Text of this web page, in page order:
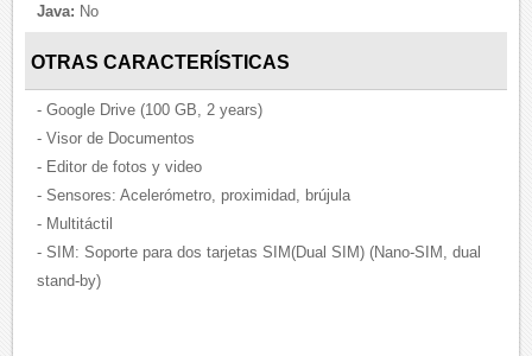
Java: No
OTRAS CARACTERÍSTICAS
- Google Drive (100 GB, 2 years)
- Visor de Documentos
- Editor de fotos y video
- Sensores: Acelerómetro, proximidad, brújula
- Multitáctil
- SIM: Soporte para dos tarjetas SIM(Dual SIM) (Nano-SIM, dual
stand-by)